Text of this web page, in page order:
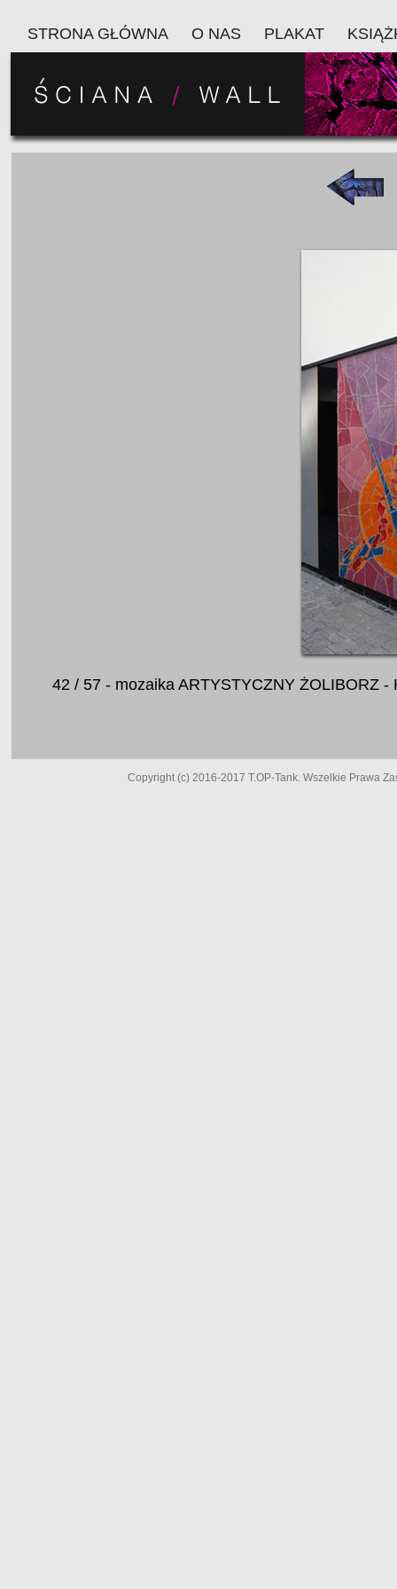
STRONA GŁÓWNA O NAS PLAKAT
42 / 57 - mozaika ARTYSTYCZNY ŻOLIBORZ
Copyright (c) 2016-2017 T.OP-Tank. Wszelkie Prawa